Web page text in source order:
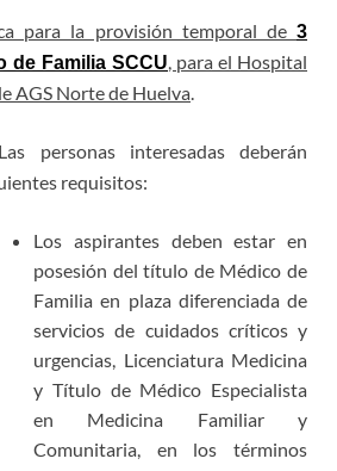
para la provisión temporal de 3
de Familia SCCU , para el Hospital
AGS Norte de Huelva
Las personas interesadas deberán
requisitos:
Los aspirantes deben estar en
posesión del título de Médico de
Familia en plaza diferenciada de
servicios de cuidados críticos y
urgencias, Licenciatura Medicina
y Título de Médico Especialista
en Medicina Familiar y
Comunitaria, en los términos